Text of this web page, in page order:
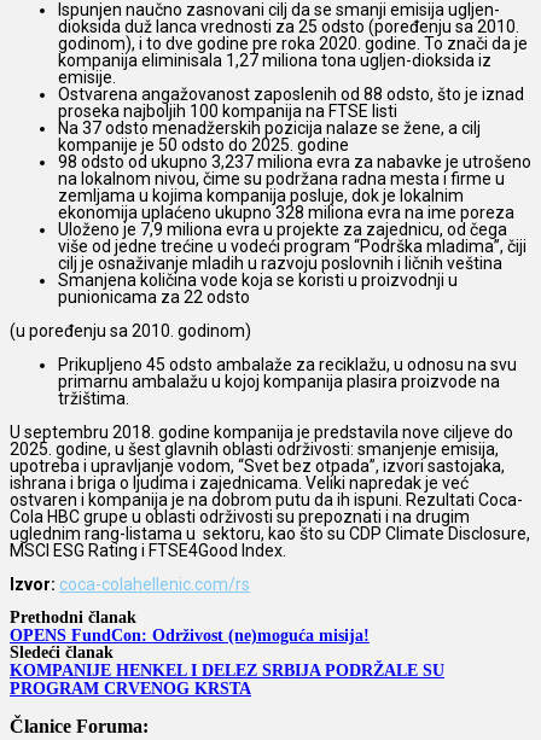
Ispunjen naučno zasnovani cilj da se smanji emisija ugljen-
dioksida duž lanca vrednosti za 25 odsto (poređenju sa 2010.
godinom), i to dve godine pre roka 2020. godine. To znači da je
kompanija eliminisala 1,27 miliona tona ugljen-dioksida iz
emisije.
Ostvarena angažovanost zaposlenih od 88 odsto, što je iznad
proseka najboljih 100 kompanija na FTSE listi
Na 37 odsto menadžerskih pozicija nalaze se žene, a cilj
kompanije je 50 odsto do 2025. godine
98 odsto od ukupno 3,237 miliona evra za nabavke je utrošeno
na lokalnom nivou, čime su podržana radna mesta i firme u
zemljama u kojima kompanija posluje, dok je lokalnim
ekonomija uplaćeno ukupno 328 miliona evra na ime poreza
Uloženo je 7,9 miliona evra u projekte za zajednicu, od čega
više od jedne trećine u vodeći program “Podrška mladima”, čiji
cilj je osnaživanje mladih u razvoju poslovnih i ličnih veština
Smanjena količina vode koja se koristi u proizvodnji u
punionicama za 22 odsto
(u poređenju sa 2010. godinom)
Prikupljeno 45 odsto ambalaže za reciklažu, u odnosu na svu
primarnu ambalažu u kojoj kompanija plasira proizvode na
tržištima.
U septembru 2018. godine kompanija je predstavila nove ciljeve do
2025. godine, u šest glavnih oblasti održivosti: smanjenje emisija,
upotreba i upravljanje vodom, “Svet bez otpada”, izvori sastojaka,
ishrana i briga o ljudima i zajednicama. Veliki napredak je već
ostvaren i kompanija je na dobrom putu da ih ispuni. Rezultati Coca-
Cola HBC grupe u oblasti održivosti su prepoznati i na drugim
uglednim rang-listama u sektoru, kao što su CDP Climate Disclosure,
MSCI ESG Rating i FTSE4Good Index.
Izvor: coca-colahellenic.com/rs
Prethodni članak
OPENS FundCon: Održivost (ne)moguća misija!
Sledeći članak
KOMPANIJE HENKEL I DELEZ SRBIJA PODRŽALE SU
PROGRAM CRVENOG KRSTA
Članice Foruma: